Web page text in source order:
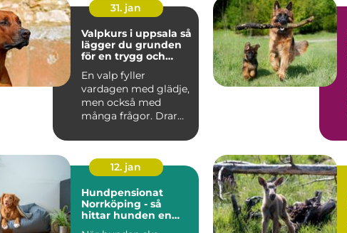
31. jan
Valpkurs i uppsala så
lägger du grunden
för en trygg och
En valp fyller
vardagen med glädje,
men också med
många frågor. Drar
den bara...
12. jan
Hundpensionat
Norrköping - så
hittar hunden en